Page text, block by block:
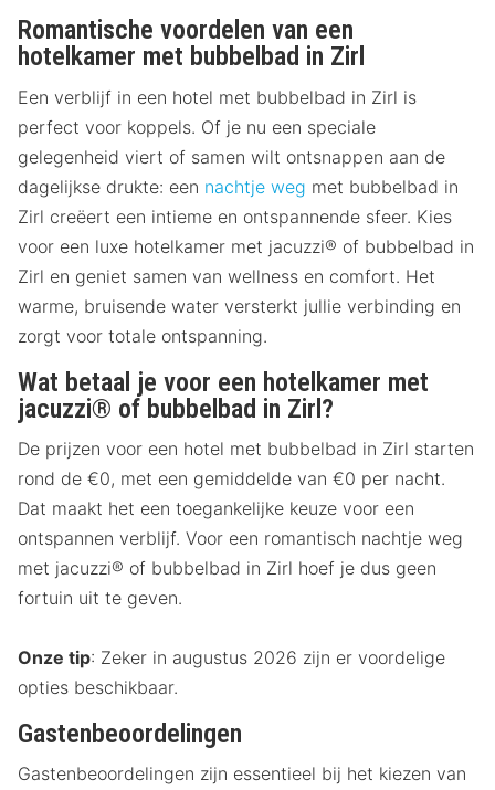
Romantische voordelen van een
hotelkamer met bubbelbad in Zirl
Een verblijf in een hotel met bubbelbad in Zirl is
perfect voor koppels. Of je nu een speciale
gelegenheid viert of samen wilt ontsnappen aan de
dagelijkse drukte: een nachtje weg met bubbelbad in
Zirl creëert een intieme en ontspannende sfeer. Kies
voor een luxe hotelkamer met jacuzzi® of bubbelbad in
Zirl en geniet samen van wellness en comfort. Het
warme, bruisende water versterkt jullie verbinding en
zorgt voor totale ontspanning.
Wat betaal je voor een hotelkamer met
jacuzzi® of bubbelbad in Zirl?
De prijzen voor een hotel met bubbelbad in Zirl starten
rond de €0, met een gemiddelde van €0 per nacht.
Dat maakt het een toegankelijke keuze voor een
ontspannen verblijf. Voor een romantisch nachtje weg
met jacuzzi® of bubbelbad in Zirl hoef je dus geen
fortuin uit te geven.
Onze tip: Zeker in augustus 2026 zijn er voordelige
opties beschikbaar.
Gastenbeoordelingen
Gastenbeoordelingen zijn essentieel bij het kiezen van